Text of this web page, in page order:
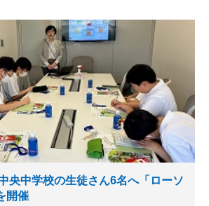
央中学校の生徒さん6名へ「ローソ
開催